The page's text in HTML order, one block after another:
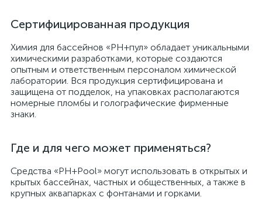
Сертифицированная продукция
Химия для бассейнов «РН+пул» обладает уникальными
химическими разработками, которые создаются
опытным и ответственным персоналом химической
лаборатории. Вся продукция сертифицирована и
защищена от подделок, на упаковках располагаются
номерные пломбы и голографические фирменные
знаки.
Где и для чего может применяться?
Средства «PH+Pool» могут использовать в открытых и
крытых бассейнах, частных и общественных, а также в
крупных аквапарках с фонтанами и горками.